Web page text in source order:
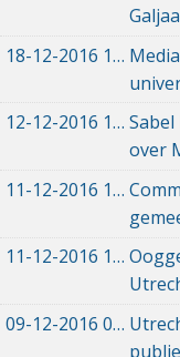
18-12-2016 18-12-2016 10:26
12-12-2016 12-12-2016 13:01
over
11-12-2016 11-12-2016 22:31
11-12-2016 11-12-2016 15:52
09-12-2016 09-12-2016 11:23